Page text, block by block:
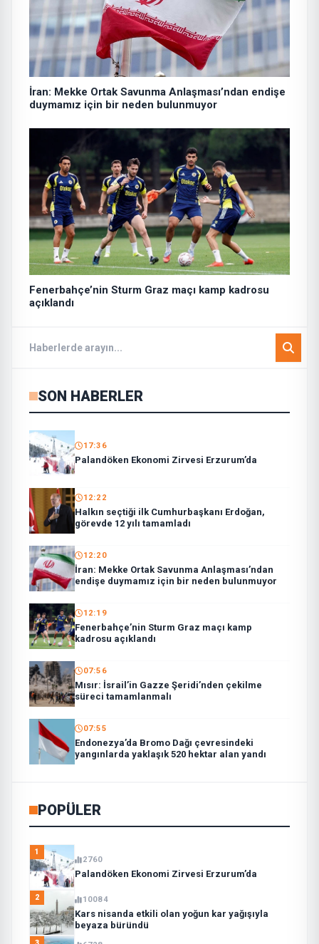
İran: Mekke Ortak Savunma Anlaşması’ndan endişe
duymamız için bir neden bulunmuyor
Fenerbahçe’nin Sturm Graz maçı kamp kadrosu
açıklandı
SON HABERLER
17:36
Palandöken Ekonomi Zirvesi Erzurum’da
12:22
Halkın seçtiği ilk Cumhurbaşkanı Erdoğan,
görevde 12 yılı tamamladı
12:20
İran: Mekke Ortak Savunma Anlaşması’ndan
endişe duymamız için bir neden bulunmuyor
12:19
Fenerbahçe’nin Sturm Graz maçı kamp
kadrosu açıklandı
07:56
Mısır: İsrail’in Gazze Şeridi’nden çekilme
süreci tamamlanmalı
07:55
Endonezya’da Bromo Dağı çevresindeki
yangınlarda yaklaşık 520 hektar alan yandı
POPÜLER
1
2760
Palandöken Ekonomi Zirvesi Erzurum’da
2 10084
Kars nisanda etkili olan yoğun kar yağışıyla
beyaza büründü